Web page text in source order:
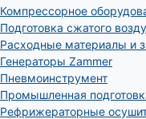
Компрессорное
Подготовка сжатого
Расходные материалы и
Генераторы Zammer
Пневмоинструмент
Промышленная
Рефрижераторные